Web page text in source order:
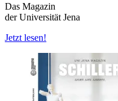
Das Magazin
der Universität Jena
Jetzt lesen!